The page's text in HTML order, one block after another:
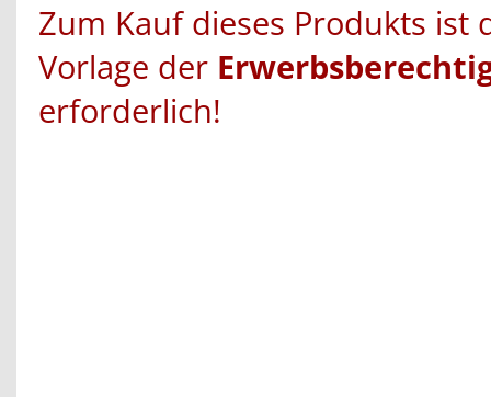
Zum Kauf dieses Produkts ist
Vorlage der
erforderlich!